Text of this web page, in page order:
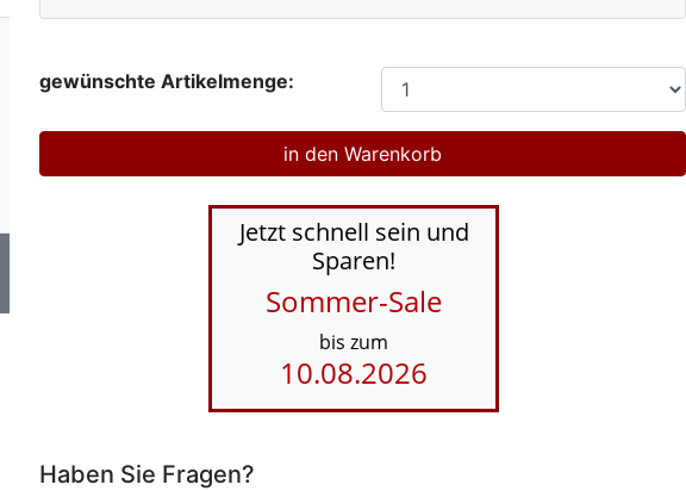
gewünschte Artikelmenge:
Jetzt schnell sein und
Sparen!
Sommer-Sale
bis zum
10.08.2026
Haben Sie Fragen?